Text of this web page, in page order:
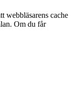
webbläsarens cache
Om du får